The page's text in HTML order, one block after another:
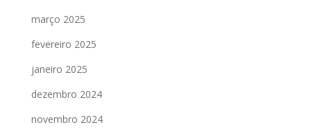
março 2025
fevereiro 2025
janeiro 2025
dezembro 2024
novembro 2024